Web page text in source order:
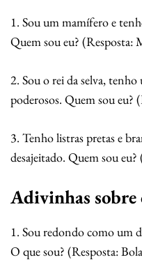
1. Sou um mamífero e
Quem sou eu? (Resposta:
2. Sou o rei da selva,
poderosos. Quem sou eu?
3. Tenho listras pretas e
desajeitado. Quem sou
Adivinhas sobre
1. Sou redondo como um
O que sou? (Resposta: